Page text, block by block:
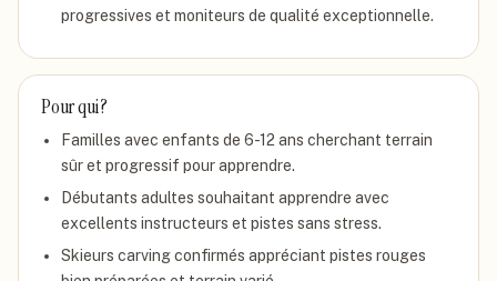
progressives et moniteurs de qualité exceptionnelle.
Pour qui ?
Familles avec enfants de 6-12 ans cherchant terrain
sûr et progressif pour apprendre.
Débutants adultes souhaitant apprendre avec
excellents instructeurs et pistes sans stress.
Skieurs carving confirmés appréciant pistes rouges